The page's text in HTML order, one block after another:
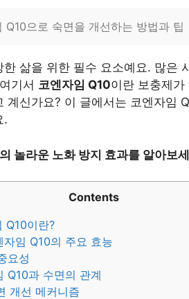
Q10으로 숙면을 개선하는 방법과 팁
한 삶을 위한 필수 요소예요. 많은
기서 코엔자임 Q10이란 보충제
계신가요? 이 글에서는 코엔자임
.
놀라운 노화 방지 효과를 알아보
Contents
Q10이란?
자임 Q10의 주요 효능
요성
Q10과 수면의 관계
개선 메커니즘